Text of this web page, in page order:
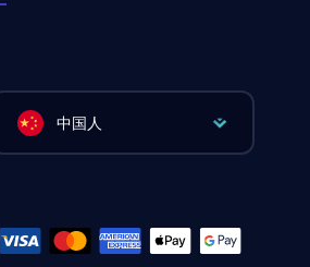
中国人